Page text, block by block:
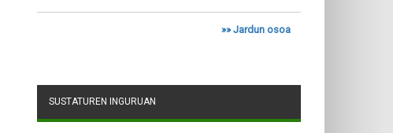
»»Jardun osoa
SUSTATUREN INGURUAN